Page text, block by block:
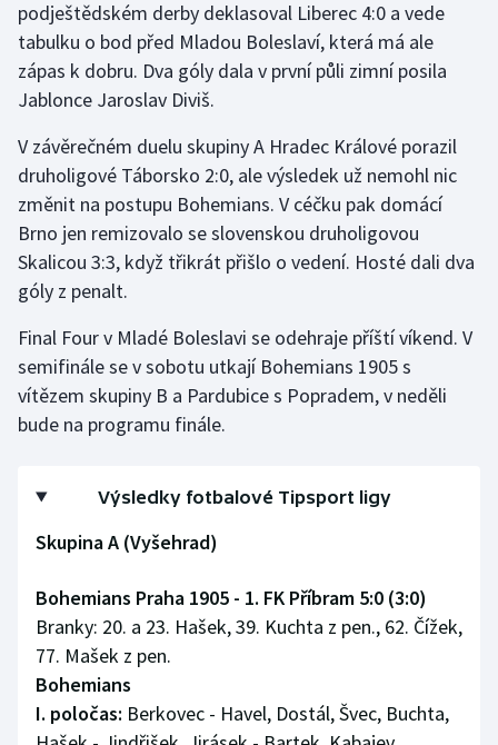
Rychlobruslení
Rychlostní kanoistika
Short track
Sportovní střelba
Stolní tenis
Veslování
Vodní slalom
Ostatní
podještědském derby deklasoval Liberec 4:0 a vede
tabulku o bod před Mladou Boleslaví, která má ale
zápas k dobru. Dva góly dala v první půli zimní posila
Jablonce Jaroslav Diviš.
V závěrečném duelu skupiny A Hradec Králové porazil
druholigové Táborsko 2:0, ale výsledek už nemohl nic
změnit na postupu Bohemians. V céčku pak domácí
Brno jen remizovalo se slovenskou druholigovou
Skalicou 3:3, když třikrát přišlo o vedení. Hosté dali dva
góly z penalt.
Final Four v Mladé Boleslavi se odehraje příští víkend. V
semifinále se v sobotu utkají Bohemians 1905 s
vítězem skupiny B a Pardubice s Popradem, v neděli
bude na programu finále.
Výsledky fotbalové Tipsport ligy
Skupina A (Vyšehrad)
Bohemians Praha 1905 - 1. FK Příbram 5:0 (3:0)
Branky: 20. a 23. Hašek, 39. Kuchta z pen., 62. Čížek,
77. Mašek z pen.
Bohemians
I. poločas: Berkovec - Havel, Dostál, Švec, Buchta,